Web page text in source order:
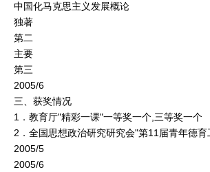
中国化马克思主义发展概论
独著
第二
主要
第三
2005/6
三、获奖情况
1．教育厅"精彩一课"一等奖一个,三等奖一个
2．全国思想政治研究研究会"第11届青年德
2005/5
2005/6